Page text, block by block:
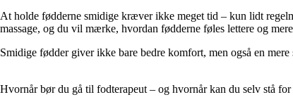
At holde fødderne smidige kræver ikke meget tid – kun lidt
massage, og du vil mærke, hvordan fødderne føles lettere og
Smidige fødder giver ikke bare bedre komfort, men også en
Hvornår bør du gå til fodterapeut – og hvornår kan du selv stå for